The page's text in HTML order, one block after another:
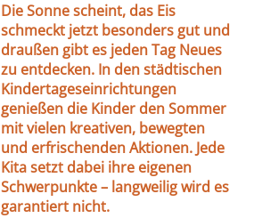
Die Sonne scheint, das Eis
schmeckt jetzt besonders gut und
draußen gibt es jeden Tag Neues
zu entdecken. In den städtischen
Kindertageseinrichtungen
genießen die Kinder den Sommer
mit vielen kreativen, bewegten
und erfrischenden Aktionen. Jede
Kita setzt dabei ihre eigenen
Schwerpunkte – langweilig wird es
garantiert nicht.